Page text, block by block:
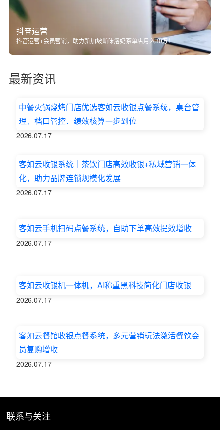
抖音运营
抖音运营+会员营销，助力新加坡斯味洛奶茶单店月入30万！
最新资讯
中餐火锅烧烤门店优选客如云收银点餐系统，桌台管
理、档口管控、绩效核算一步到位
2026.07.17
客如云收银系统｜茶饮门店高效收银+私域营销一体
化，助力品牌连锁规模化发展
2026.07.17
客如云手机扫码点餐系统，自助下单高效提效增收
2026.07.17
客如云收银机一体机，AI称重黑科技简化门店收银
2026.07.17
客如云餐馆收银点餐系统，多元营销玩法激活餐饮会
员复购增收
2026.07.17
联系与关注